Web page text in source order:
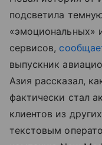
подсветила
«эмоциональных»
сервисов,
выпускник
Азия рассказал,
фактически стал
клиентов из
текстовым